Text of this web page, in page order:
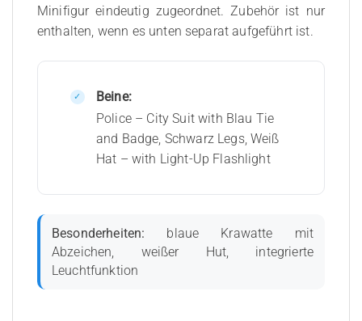
Minifigur eindeutig zugeordnet. Zubehör ist nur
enthalten, wenn es unten separat aufgeführt ist.
Beine:
Police – City Suit with Blau Tie
and Badge, Schwarz Legs, Weiß
Hat – with Light-Up Flashlight
Besonderheiten: blaue Krawatte mit
Abzeichen, weißer Hut, integrierte
Leuchtfunktion